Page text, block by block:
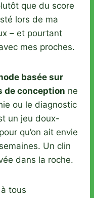
que du score
lors de ma
– et pourtant
mes proches.
basée sur
de conception ne
ou le diagnostic
un jeu doux-
qu’on ait envie
Un clin
dans la roche.
tous